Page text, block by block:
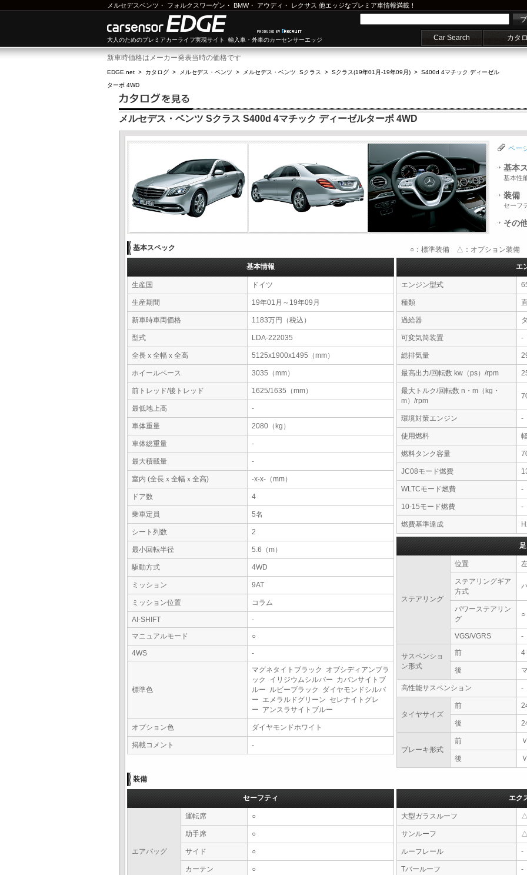
メルセデスベンツ ・ フォルクスワーゲン ・ BMW・ アウディ ・ レクサス 他エッジなプレミア車情報満載！
大人のためのプレミアカーライフ実現サイト 輸入車・外車のカーセンサーエッジ Car Search カタ
新車時価格はメーカー発表当時の価格です
EDGE.net > カタログ > メルセデス・ベンツ > メルセデス・ベンツ Sクラス > Sクラス(19年01月-19年09月) > S400d 4マチック ディーゼル
ターボ 4WD
メルセデス・ベンツ Sクラス S400d 4マチック ディーゼルターボ 4WD
ペー
基本
基本性
装備
セーフ
その
基本スペック ○：標準装備 △：オプション装備 -
基本情報
生産国 ドイツ
生産期間 19年01月～19年09月
新車時車両価格 1183万円（税込）
型式 LDA-222035
全長ｘ全幅ｘ全高 5125x1900x1495（mm）
ホイールベース 3035（mm）
前トレッド/後トレッド 1625/1635（mm）
最低地上高 -
車体重量 2080（kg）
車体総重量 -
最大積載量 -
室内 (全長ｘ全幅ｘ全高) -x-x-（mm）
ドア数 4
乗車定員 5名
シート列数 2
最小回転半径 5.6（m）
駆動方式 4WD
ミッション 9AT
ミッション位置 コラム
AI-SHIFT
-
マニュアルモード
○
4WS -
標準色
マグネタイトブラック オブシディアンブラ
ック イリジウムシルバー カバンサイトブ
ルー ルビーブラック ダイヤモンドシルバ
ー エメラルドグリーン セレナイトグレ
ー アンスラサイトブルー
オプション色 ダイヤモンドホワイト
掲載コメント -
エ
エンジン型式
種類
過給器
可変気筒装置 -
総排気量
最高出力/回転数 kw（ps）/rpm
最大トルク/回転数 n・m（kg・
m）/rpm
環境対策エンジン -
使用燃料
燃料タンク容量
JC08モード燃費
WLTCモード燃費 -
10-15モード燃費 -
燃費基準達成
ステアリング
位置
ステアリングギア
方式
パワーステアリン
グ
○
VGS/VGRS -
サスペンショ
ン形式
前 4
後
高性能サスペンション -
タイヤサイズ
前
後
ブレーキ形式
前
後
装備
セーフティ
エアバッグ
運転席 ○
助手席 ○
サイド ○
カーテン ○
エク
大型ガラスルーフ
サンルーフ
ルーフレール -
Tバールーフ -